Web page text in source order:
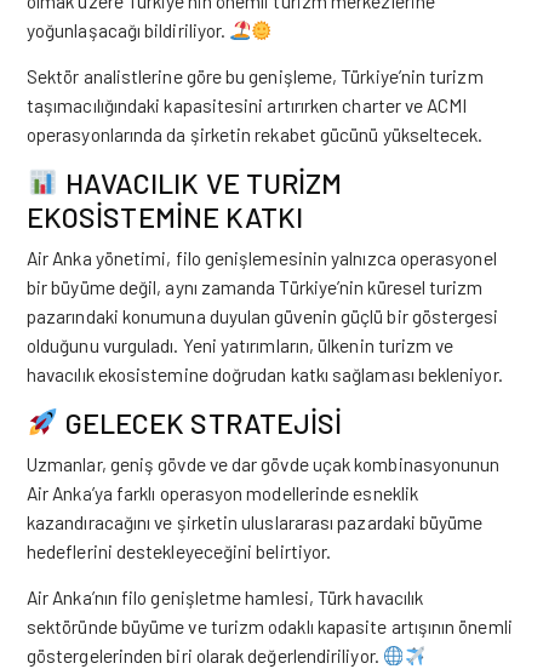
yoğunlaşacağı bildiriliyor.
Sektör analistlerine göre bu genişleme, Türkiye’nin turizm
taşımacılığındaki kapasitesini artırırken charter ve ACMI
operasyonlarında da şirketin rekabet gücünü yükseltecek.
HAVACILIK VE TURİZM
EKOSİSTEMİNE KATKI
Air Anka yönetimi, filo genişlemesinin yalnızca operasyonel
bir büyüme değil, aynı zamanda Türkiye’nin küresel turizm
pazarındaki konumuna duyulan güvenin güçlü bir göstergesi
olduğunu vurguladı. Yeni yatırımların, ülkenin turizm ve
havacılık ekosistemine doğrudan katkı sağlaması bekleniyor.
GELECEK STRATEJİSİ
Uzmanlar, geniş gövde ve dar gövde uçak kombinasyonunun
Air Anka’ya farklı operasyon modellerinde esneklik
kazandıracağını ve şirketin uluslararası pazardaki büyüme
hedeflerini destekleyeceğini belirtiyor.
Air Anka’nın filo genişletme hamlesi, Türk havacılık
sektöründe büyüme ve turizm odaklı kapasite artışının önemli
göstergelerinden biri olarak değerlendiriliyor.